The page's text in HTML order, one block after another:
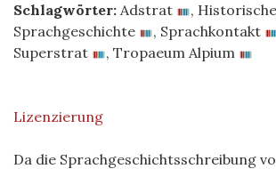
Schlagwörter: Adstrat ,
Sprachgeschichte
, Sprachkontakt
Superstrat
, Tropaeum Alpium
Lizenzierung
Da die Sprachgeschichtsschreibung